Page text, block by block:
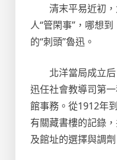
清末平易近初
人“管閑事”，哪想
的“刺頭”魯迅。
北洋當局成立
迅任社會教導司第
館事務。從1912年
有關藏書樓的記錄
及館址的選擇與調